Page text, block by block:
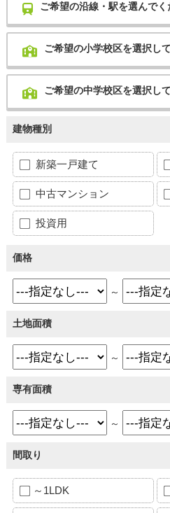
ご希望の沿線・駅を選んでく
ご希望の小学校区を選択し
ご希望の中学校区を選択し
建物種別
新築一戸建て
中古マンション
投資用
価格
～
土地面積
～
専有面積
～
間取り
～1LDK